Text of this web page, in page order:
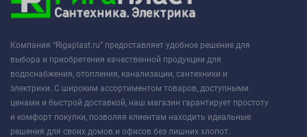
Компания “Rigaplast.ru” предоставляет удобное решение для
выбора и приобретения качественной продукции для
водоснабжения, отопления, канализации, сантехники и
электрики. С широким ассортиментом товаров, доступными
ценами и быстрой доставкой, наш магазин гарантирует простоту
и комфорт покупки, позволяя клиентам находить идеальные
решения для своих домов и офисов без лишних хлопот.